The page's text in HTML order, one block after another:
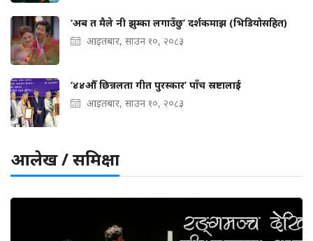
‘अब त मैले नी झुम्का लगाउँछु’ दर्शकमाझ (भिडियोसहित)
आइतबार, साउन १०, २०८३
‘४४औँ छिन्नलता गीत पुरस्कार’ पाँच स्रष्टालाई
आइतबार, साउन १०, २०८३
आलेख / समिक्षा